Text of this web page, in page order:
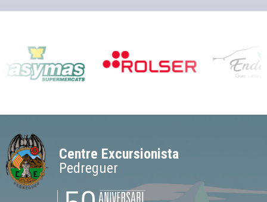
Centre Excursionista
Pedreguer